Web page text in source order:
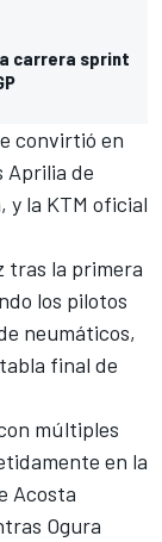
carrera sprint
convirtió en
Aprilia de
, y la KTM oficial
tras la primera
los pilotos
neumáticos,
final de
múltiples
en la
Acosta
Ogura